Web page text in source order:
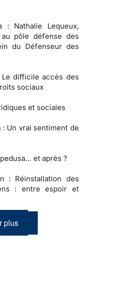
: Nathalie Lequeux,
au pôle défense des
du Défenseur des
Le difficile accès des
sociaux
et sociales
: Un vrai sentiment de
et après ?
: Réinstallation des
: entre espoir et
plus